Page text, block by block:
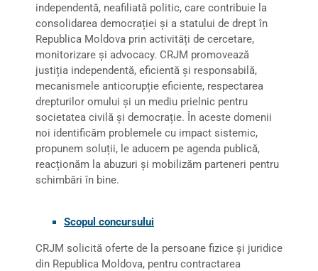
independentă, neafiliată politic, care contribuie la
consolidarea democrației și a statului de drept în
Republica Moldova prin activități de cercetare,
monitorizare și advocacy. CRJM promovează
justiția independentă, eficientă și responsabilă,
mecanismele anticorupție eficiente, respectarea
drepturilor omului și un mediu prielnic pentru
societatea civilă și democrație. În aceste domenii
noi identificăm problemele cu impact sistemic,
propunem soluții, le aducem pe agenda publică,
reacționăm la abuzuri și mobilizăm parteneri pentru
schimbări în bine.
Scopul concursului
CRJM solicită oferte de la persoane fizice și juridice
din Republica Moldova, pentru contractarea